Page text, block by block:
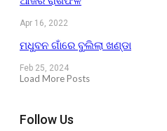
Apr 16, 2022
ମଧୁବନ ଗାଁରେ ବୁଲିଲା ଖଣ୍ଡା
Feb 25, 2024
Load More Posts
Follow Us